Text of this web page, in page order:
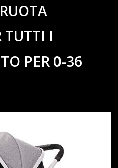
TUTTI I
PER 0-36